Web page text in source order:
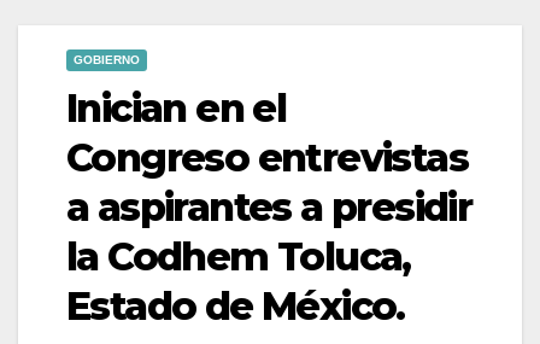
GOBIERNO
Inician en el
Congreso entrevistas
a aspirantes a presidir
la Codhem Toluca,
Estado de México.